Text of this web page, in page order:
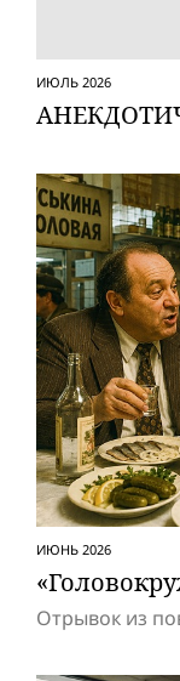
ИЮЛЬ 2026
ИЮНЬ 2026
Отрывок из